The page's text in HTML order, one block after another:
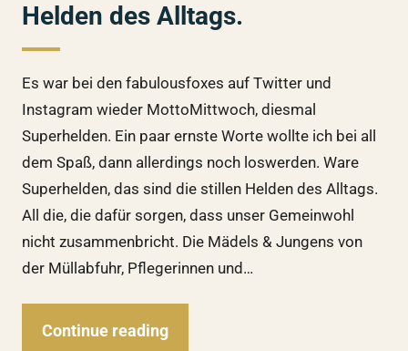
Helden des Alltags.
Es war bei den fabulousfoxes auf Twitter und
Instagram wieder MottoMittwoch, diesmal
Superhelden. Ein paar ernste Worte wollte ich bei all
dem Spaß, dann allerdings noch loswerden. Ware
Superhelden, das sind die stillen Helden des Alltags.
All die, die dafür sorgen, dass unser Gemeinwohl
nicht zusammenbricht. Die Mädels & Jungens von
der Müllabfuhr, Pflegerinnen und…
Continue reading